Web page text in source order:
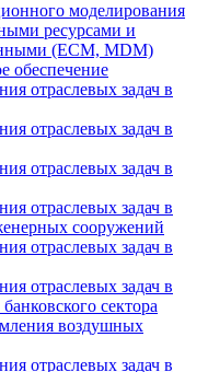
моделирования
ресурсами и
(ECM, MDM)
обеспечение
отраслевых задач в
отраслевых задач в
отраслевых задач в
отраслевых задач в
сооружений
отраслевых задач в
отраслевых задач в
сектора
воздушных
отраслевых задач в